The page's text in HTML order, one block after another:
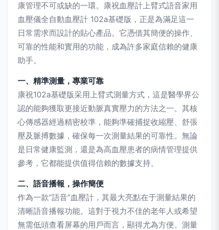
康管理不可或缺的一環。康祝血壓計上臂式語音家用
血壓儀全自動血壓計 102a基礎版，正是為滿足這一
日常需求而設計的貼心產品。它憑借其簡便的操作、
可靠的性能和實用的功能，成為許多家庭信賴的健康
助手。
一、精準測量，專業可靠
康祝102a基礎版采用上臂式測量方式，這是醫學界公
認的能夠獲取更接近動脈真實壓力的方法之一。其核
心傳感器經過精密校準，能夠準確捕捉收縮壓、舒張
壓及脈搏數據，確保每一次測量結果的可靠性。無論
是日常健康監測，還是為高血壓患者的病情管理提供
參考，它都能提供值得信賴的數據支持。
二、語音播報，操作簡便
作為一款“語音”血壓計，其最大亮點在于測量結果的
清晰語音播報功能。這對于視力不佳的老年人或希望
無需低頭查看屏幕的用戶而言，顯得尤為方便。測量